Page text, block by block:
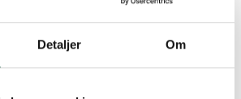
Detaljer Om
Perfekt til kontor, stue eller entré.